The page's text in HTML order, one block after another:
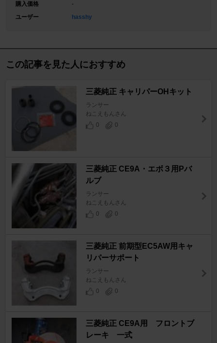
購入価格
-
ユーザー
hasshy
この記事を見た人におすすめ
三菱純正 キャリパーOHキット
ランサー
ねこえもんさん
0
0
三菱純正 CE9A・エボ３用Pバ
ルブ
ランサー
ねこえもんさん
0
0
三菱純正 前期型EC5AW用キャ
リパーサポート
ランサー
ねこえもんさん
0
0
三菱純正 CE9A用 フロントブ
レーキ 一式